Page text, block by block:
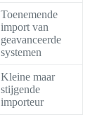
Toenemende
import van
geavanceerde
systemen
Kleine maar
stijgende
importeur